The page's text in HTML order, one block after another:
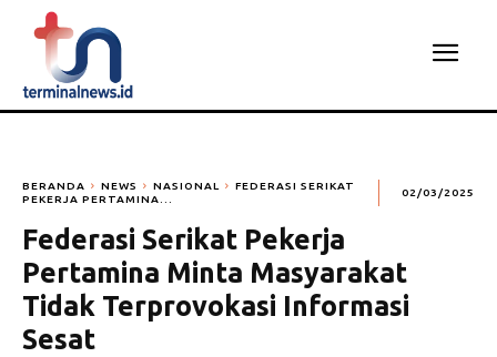
BERANDA NEWS NASIONAL
FEDERASI SERIKAT
PEKERJA PERTAMINA...
02/03/2025
Federasi Serikat Pekerja
Pertamina Minta Masyarakat
Tidak Terprovokasi Informasi
Sesat